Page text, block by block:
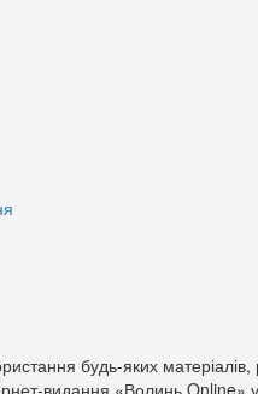
будь-яких